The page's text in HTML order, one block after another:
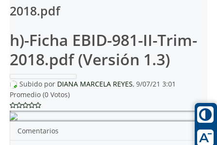
2018.pdf
h)-Ficha EBID-981-II-Trim-
2018.pdf (Versión 1.3)
Subido por DIANA MARCELA REYES, 9/07/21 3:01
Promedio (0 Votos)
Comentarios